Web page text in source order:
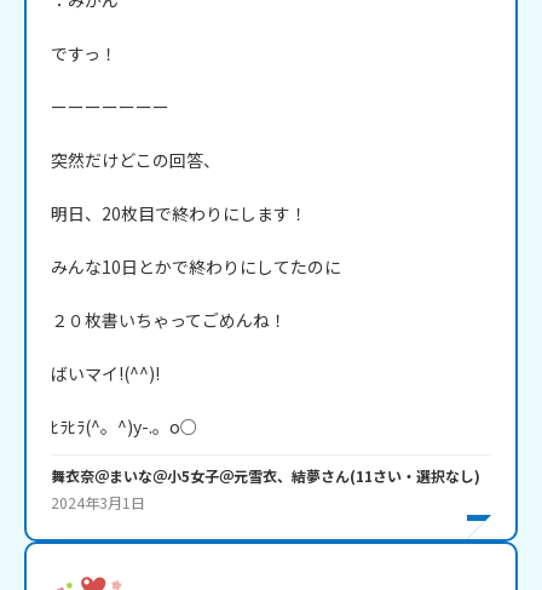
ですっ！
ーーーーーーー
突然だけどこの回答、
明日、20枚目で終わりにします！
みんな10日とかで終わりにしてたのに
２０枚書いちゃってごめんね！
ばいマイ!(^^)!
ﾋﾗﾋﾗ(^。^)y-.。o○
舞衣奈＠まいな＠小5女子＠元雪衣、結夢さん(11さい・ 選択なし)
2024年3月1日